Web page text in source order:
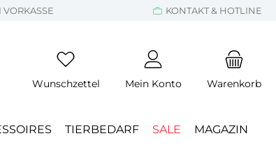
VORKASSE KONTAKT & HOTLINE
Wunschzettel Mein Konto Warenkorb
TIERBEDARF SALE MAGAZIN